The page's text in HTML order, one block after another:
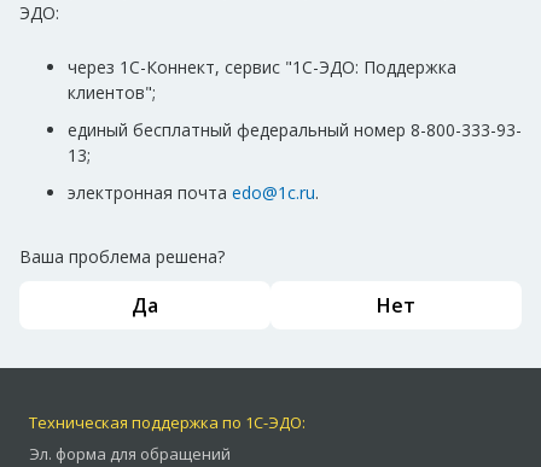
ЭДО:
через 1С-Коннект, сервис "1С-ЭДО: Поддержка
клиентов";
единый бесплатный федеральный номер 8-800-333-93-
13;
электронная почта edo@1c.ru.
Ваша проблема решена?
Да Нет
Техническая поддержка по 1С-ЭДО:
Эл. форма для обращений